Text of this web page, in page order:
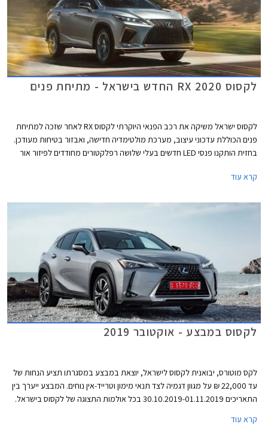
לקסוס RX 2020 החדש בישראל - מתיחת פנים
לקסוס ישראל משיקה את רכב הפנאי היוקרתי לקסוס RX לאחר שזכה למתיחת
פנים הכוללת עדכוני עיצוב, מערכת מולטימדיה חדישה, ואבזור בטיחות מעודכן.
בחזית הותקנו פנסי LED חדשים בעלי שלושה רפלקטורים מחודדים לפיזור אור
אינץ' מרשימים.
קרא עוד
לקסוס במבצע - אוקטובר 2019
לקס מוטורס, יבואנית לקסוס לישראל, יוצאת במבצע במסגרתו תציע הנחות של
עד 22,000 ₪ על מגוון דגמיה לצד תנאי מימון וטרייד-אין נוחים. המבצע ייערך בין
התאריכים 30.10.2019-01.11.2019 בכל אולמות התצוגה של לקסוס בישראל.
קרא עוד